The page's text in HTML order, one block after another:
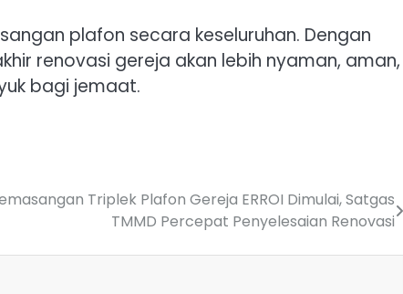
plafon secara keseluruhan. Dengan
renovasi gereja akan lebih nyaman, aman,
bagi jemaat.
Triplek Plafon Gereja ERROI Dimulai, Satgas
TMMD Percepat Penyelesaian Renovasi